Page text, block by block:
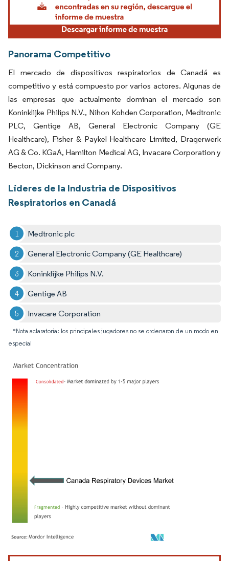
Panorama Competitivo
El mercado de dispositivos respiratorios de Canadá es
competitivo y está compuesto por varios actores. Algunas de
las empresas que actualmente dominan el mercado son
Koninklijke Philips N.V., Nihon Kohden Corporation, Medtronic
PLC, Gentige AB, General Electronic Company (GE
Healthcare), Fisher & Paykel Healthcare Limited, Dragerwerk
AG & Co. KGaA, Hamilton Medical AG, Invacare Corporation y
Becton, Dickinson and Company.
Líderes de la Industria de Dispositivos
Respiratorios en Canadá
Medtronic plc
General Electronic Company (GE Healthcare)
Koninklijke Philips N.V.
Gentige AB
Invacare Corporation
*Nota aclaratoria: los principales jugadores no se ordenaron de un modo en
especial
Imagen © Mordor Intelligence. El uso requiere atribución según CC BY 4.0.